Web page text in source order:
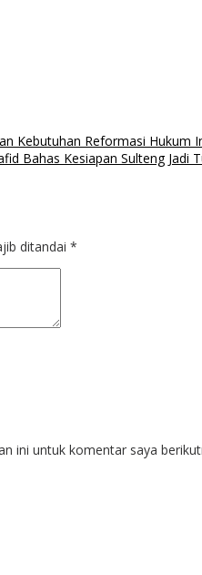
Kebutuhan Reformasi Hukum
Bahas Kesiapan Sulteng
ditandai *
ini untuk komentar saya